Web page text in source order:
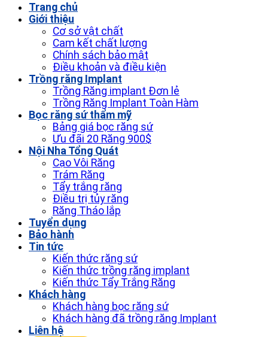
Trang chủ
Giới thiệu
Cơ sở vật chất
Cam kết chất lượng
Chính sách bảo mật
Điều khoản và điều kiện
Trồng răng Implant
Trồng Răng implant Đơn lẻ
Trồng Răng Implant Toàn Hàm
Bọc răng sứ thẩm mỹ
Bảng giá bọc răng sứ
Ưu đãi 20 Răng 900$
Nội Nha Tổng Quát
Cạo Vôi Răng
Trám Răng
Tẩy trắng răng
Điều trị tủy răng
Răng Tháo lắp
Tuyển dụng
Bảo hành
Tin tức
Kiến thức răng sứ
Kiến thức trồng răng implant
Kiến thức Tẩy Trắng Răng
Khách hàng
Khách hàng bọc răng sứ
Khách hàng đã trồng răng Implant
Liên hệ